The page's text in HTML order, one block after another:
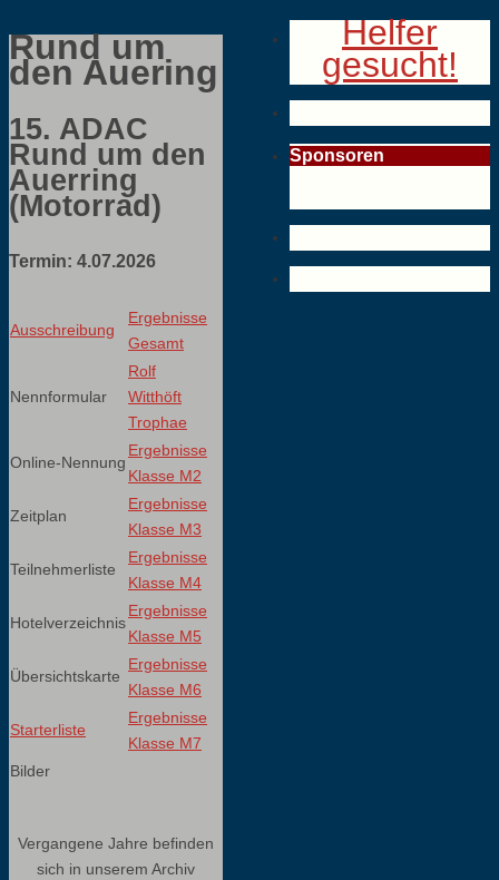
Rund um
den Auering
15. ADAC
Rund um den
Auerring
(Motorrad)
Termin: 4.07.2026
Ausschreibung
Ergebnisse
Gesamt
Nennformular
Rolf
Witthöft
Trophae
Online-Nennung
Ergebnisse
Klasse M2
Zeitplan
Ergebnisse
Klasse M3
Teilnehmerliste
Ergebnisse
Klasse M4
Hotelverzeichnis
Ergebnisse
Klasse M5
Übersichtskarte
Ergebnisse
Klasse M6
Starterliste
Ergebnisse
Klasse M7
Bilder
Vergangene Jahre befinden
sich in unserem Archiv
Helfer
gesucht!
Sponsoren